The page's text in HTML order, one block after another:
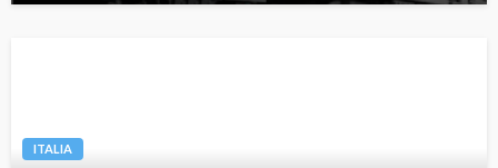
ITALIA